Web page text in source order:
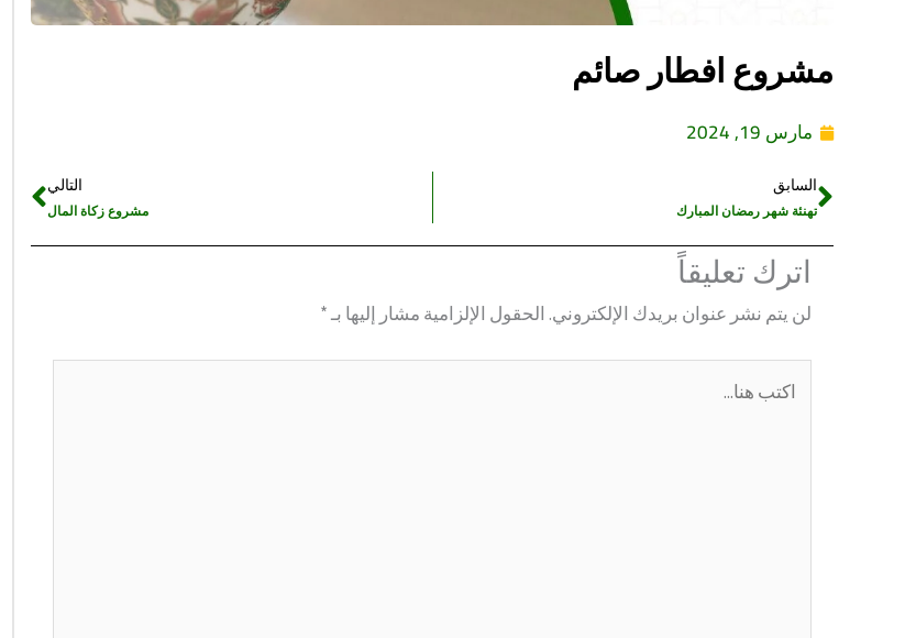
مشروع افطار صائم
مارس 19, 2024
Prev
السابق
تهنئة شهر رمضان المبارك
التالي
مشروع زكاة المالNext
اترك تعليقاً
لن يتم نشر عنوان بريدك الإلكتروني. الحقول الإلزامية مشار إليها بـ*